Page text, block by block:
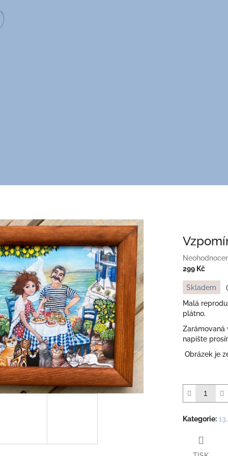
Průměrné
hodnocení
je
0,0
z
5
hvězdiček.
299 Kč
Měrná
cena:
Skladem
Malá
plátno.
napište
Obrázek je
Kategorie: